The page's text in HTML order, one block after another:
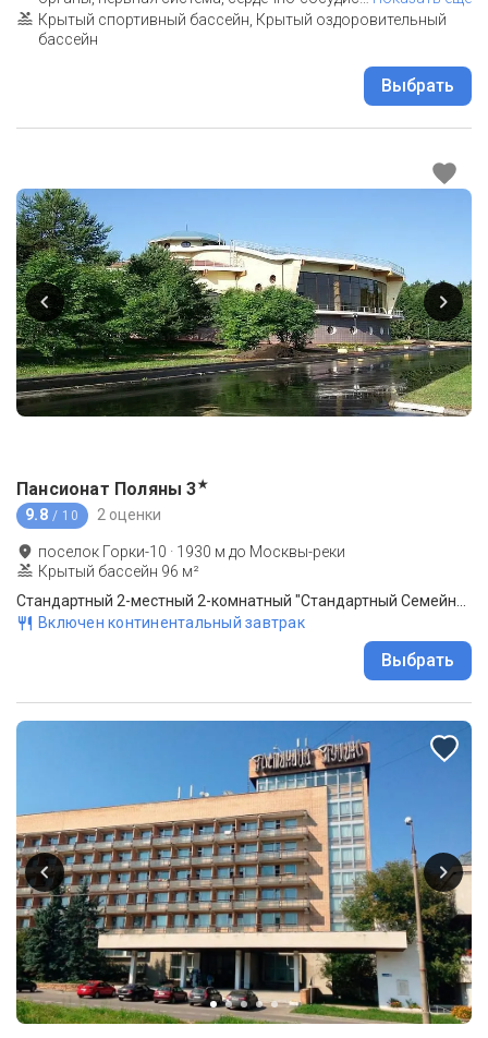
Крытый спортивный бассейн, Крытый оздоровительный
бассейн
Выбрать
Пансионат Поляны 3★
9.8 / 10 2 оценки
поселок Горки-10 · 1930 м до Москвы-реки
Крытый бассейн 96 м²
Включен континентальный завтрак
Выбрать